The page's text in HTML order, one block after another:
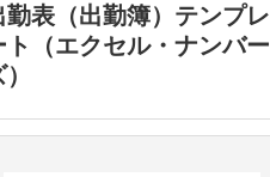
勤表（出勤簿）テンプレ
ト（エクセル・ナンバー